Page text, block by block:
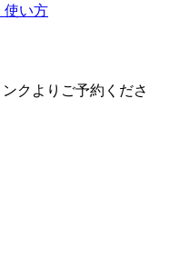
使い方
クよりご予約くださ